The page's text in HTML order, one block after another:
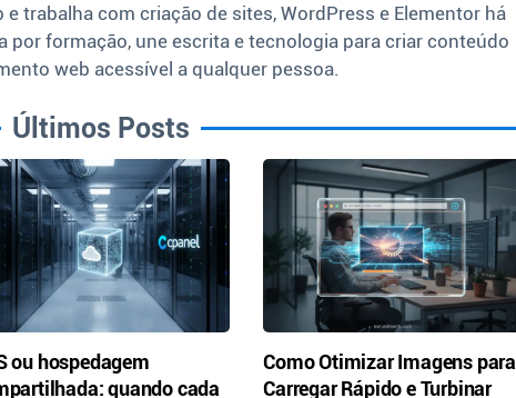
e trabalha com criação de sites, WordPress e Elementor há
por formação, une escrita e tecnologia para criar conteúdo
web acessível a qualquer pessoa.
Últimos Posts
ou hospedagem
quando cada
Como Otimizar Imagens para
Carregar Rápido e Turbinar